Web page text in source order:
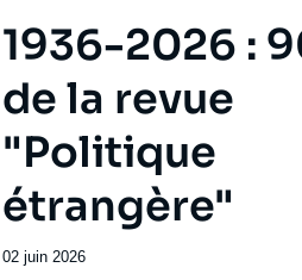
1936-2026 :
de la revue
"Politique
étrangère"
Date
02 juin 2026